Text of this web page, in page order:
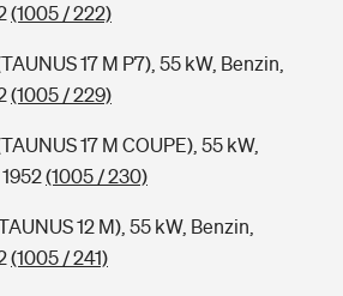
(1005 / 222)
17 M P7), 55 kW, Benzin,
(1005 / 229)
17 M COUPE), 55 kW,
(1005 / 230)
12 M), 55 kW, Benzin,
(1005 / 241)